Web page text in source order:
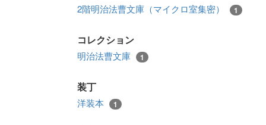
2階明治法曹文庫（マイクロ室集密） 1
コレクション
明治法曹文庫 1
装丁
洋装本 1